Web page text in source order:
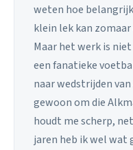
weten hoe
klein lek kan
Maar het werk is
een fanatieke
naar wedstrijden van
gewoon om die
houdt me scherp,
jaren heb ik wel wat